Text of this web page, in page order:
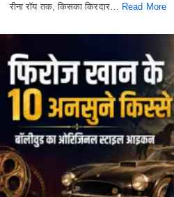
रीना रॉय तक, किसका किरदार… Read More